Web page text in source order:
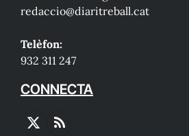
redaccio@diaritreball.cat
Telèfon:
932 311 247
CONNECTA
X
RSS